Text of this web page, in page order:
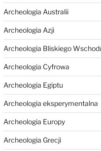
Archeologia Australii
Archeologia Azji
Archeologia Bliskiego
Archeologia Cyfrowa
Archeologia Egiptu
Archeologia eksperymentalna
Archeologia Europy
Archeologia Grecji